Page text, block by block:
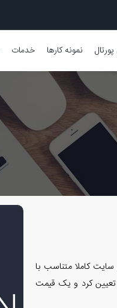
نمونه کارها خدمات
کاملا متناسب با
تعیین کرد و یک قیمت